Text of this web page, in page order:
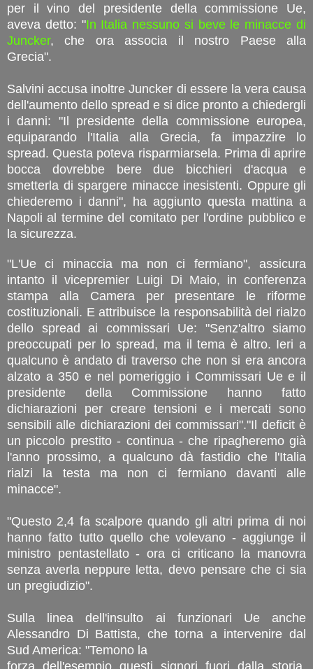
per il vino del presidente della commissione Ue,
aveva detto: "In Italia nessuno si beve le minacce di
Juncker, che ora associa il nostro Paese alla
Grecia".
Salvini accusa inoltre Juncker di essere la vera causa
dell'aumento dello spread e si dice pronto a chiedergli
i danni: "Il presidente della commissione europea,
equiparando l'Italia alla Grecia, fa impazzire lo
spread. Questa poteva risparmiarsela. Prima di aprire
bocca dovrebbe bere due bicchieri d'acqua e
smetterla di spargere minacce inesistenti. Oppure gli
chiederemo i danni", ha aggiunto questa mattina a
Napoli al termine del comitato per l'ordine pubblico e
la sicurezza.
"L'Ue ci minaccia ma non ci fermiano", assicura
intanto il vicepremier Luigi Di Maio, in conferenza
stampa alla Camera per presentare le riforme
costituzionali. E attribuisce la responsabilità del rialzo
dello spread ai commissari Ue: "Senz'altro siamo
preoccupati per lo spread, ma il tema è altro. Ieri a
qualcuno è andato di traverso che non si era ancora
alzato a 350 e nel pomeriggio i Commissari Ue e il
presidente della Commissione hanno fatto
dichiarazioni per creare tensioni e i mercati sono
sensibili alle dichiarazioni dei commissari"."Il deficit è
un piccolo prestito - continua - che ripagheremo già
l'anno prossimo, a qualcuno dà fastidio che l'Italia
rialzi la testa ma non ci fermiano davanti alle
minacce".
"Questo 2,4 fa scalpore quando gli altri prima di noi
hanno fatto tutto quello che volevano - aggiunge il
ministro pentastellato - ora ci criticano la manovra
senza averla neppure letta, devo pensare che ci sia
un pregiudizio".
Sulla linea dell'insulto ai funzionari Ue anche
Alessandro Di Battista, che torna a intervenire dal
Sud America: "Temono la
forza dell'esempio questi signori fuori dalla storia,